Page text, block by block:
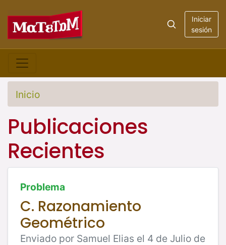
Iniciar
sesión
Inicio
Publicaciones
Recientes
Problema
C. Razonamiento
Geométrico
Enviado por Samuel Elias el 4 de Julio de